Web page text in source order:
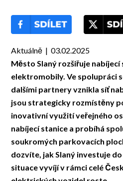
Aktuálně | 03.02.2025
Město Slaný rozšiřuje nabíjecí
elektromobily. Ve spolupráci
dalšími partnery vznikla síť
jsou strategicky rozmístěny
inovativní využití veřejného
nabíjecí stanice a probíhá
soukromých parkovacích
dozvíte, jak Slaný investuje
situace vyvíjí v rámci celé